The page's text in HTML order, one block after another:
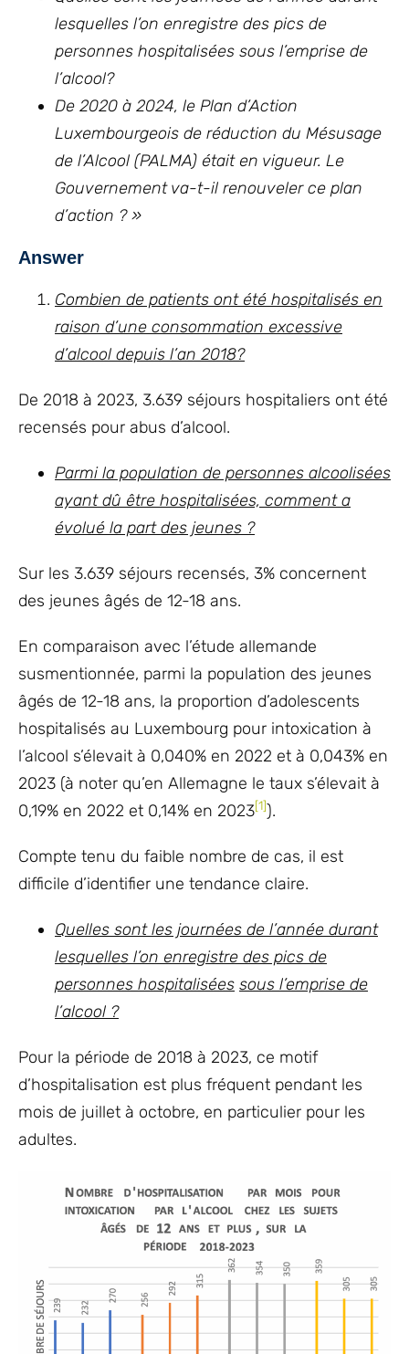
lesquelles l’on enregistre des pics de
personnes hospitalisées sous l’emprise de
l’alcool?
De 2020 à 2024, le Plan d’Action
Luxembourgeois de réduction du Mésusage
de l’Alcool (PALMA) était en vigueur. Le
Gouvernement va-t-il renouveler ce plan
d’action ? »
Answer
Combien de patients ont été hospitalisés en
raison d’une consommation excessive
d’alcool depuis l’an 2018?
De 2018 à 2023, 3.639 séjours hospitaliers ont été
recensés pour abus d’alcool.
Parmi la population de personnes alcoolisées
ayant dû être hospitalisées, comment a
évolué la part des jeunes ?
Sur les 3.639 séjours recensés, 3% concernent
des jeunes âgés de 12-18 ans.
En comparaison avec l’étude allemande
susmentionnée, parmi la population des jeunes
âgés de 12-18 ans, la proportion d’adolescents
hospitalisés au Luxembourg pour intoxication à
l’alcool s’élevait à 0,040% en 2022 et à 0,043% en
2023 (à noter qu’en Allemagne le taux s’élevait à
0,19% en 2022 et 0,14% en 2023[1]).
Compte tenu du faible nombre de cas, il est
difficile d’identifier une tendance claire.
Quelles sont les journées de l’année durant
lesquelles l’on enregistre des pics de
personnes hospitalisées sous l’emprise de
l’alcool ?
Pour la période de 2018 à 2023, ce motif
d’hospitalisation est plus fréquent pendant les
mois de juillet à octobre, en particulier pour les
adultes.